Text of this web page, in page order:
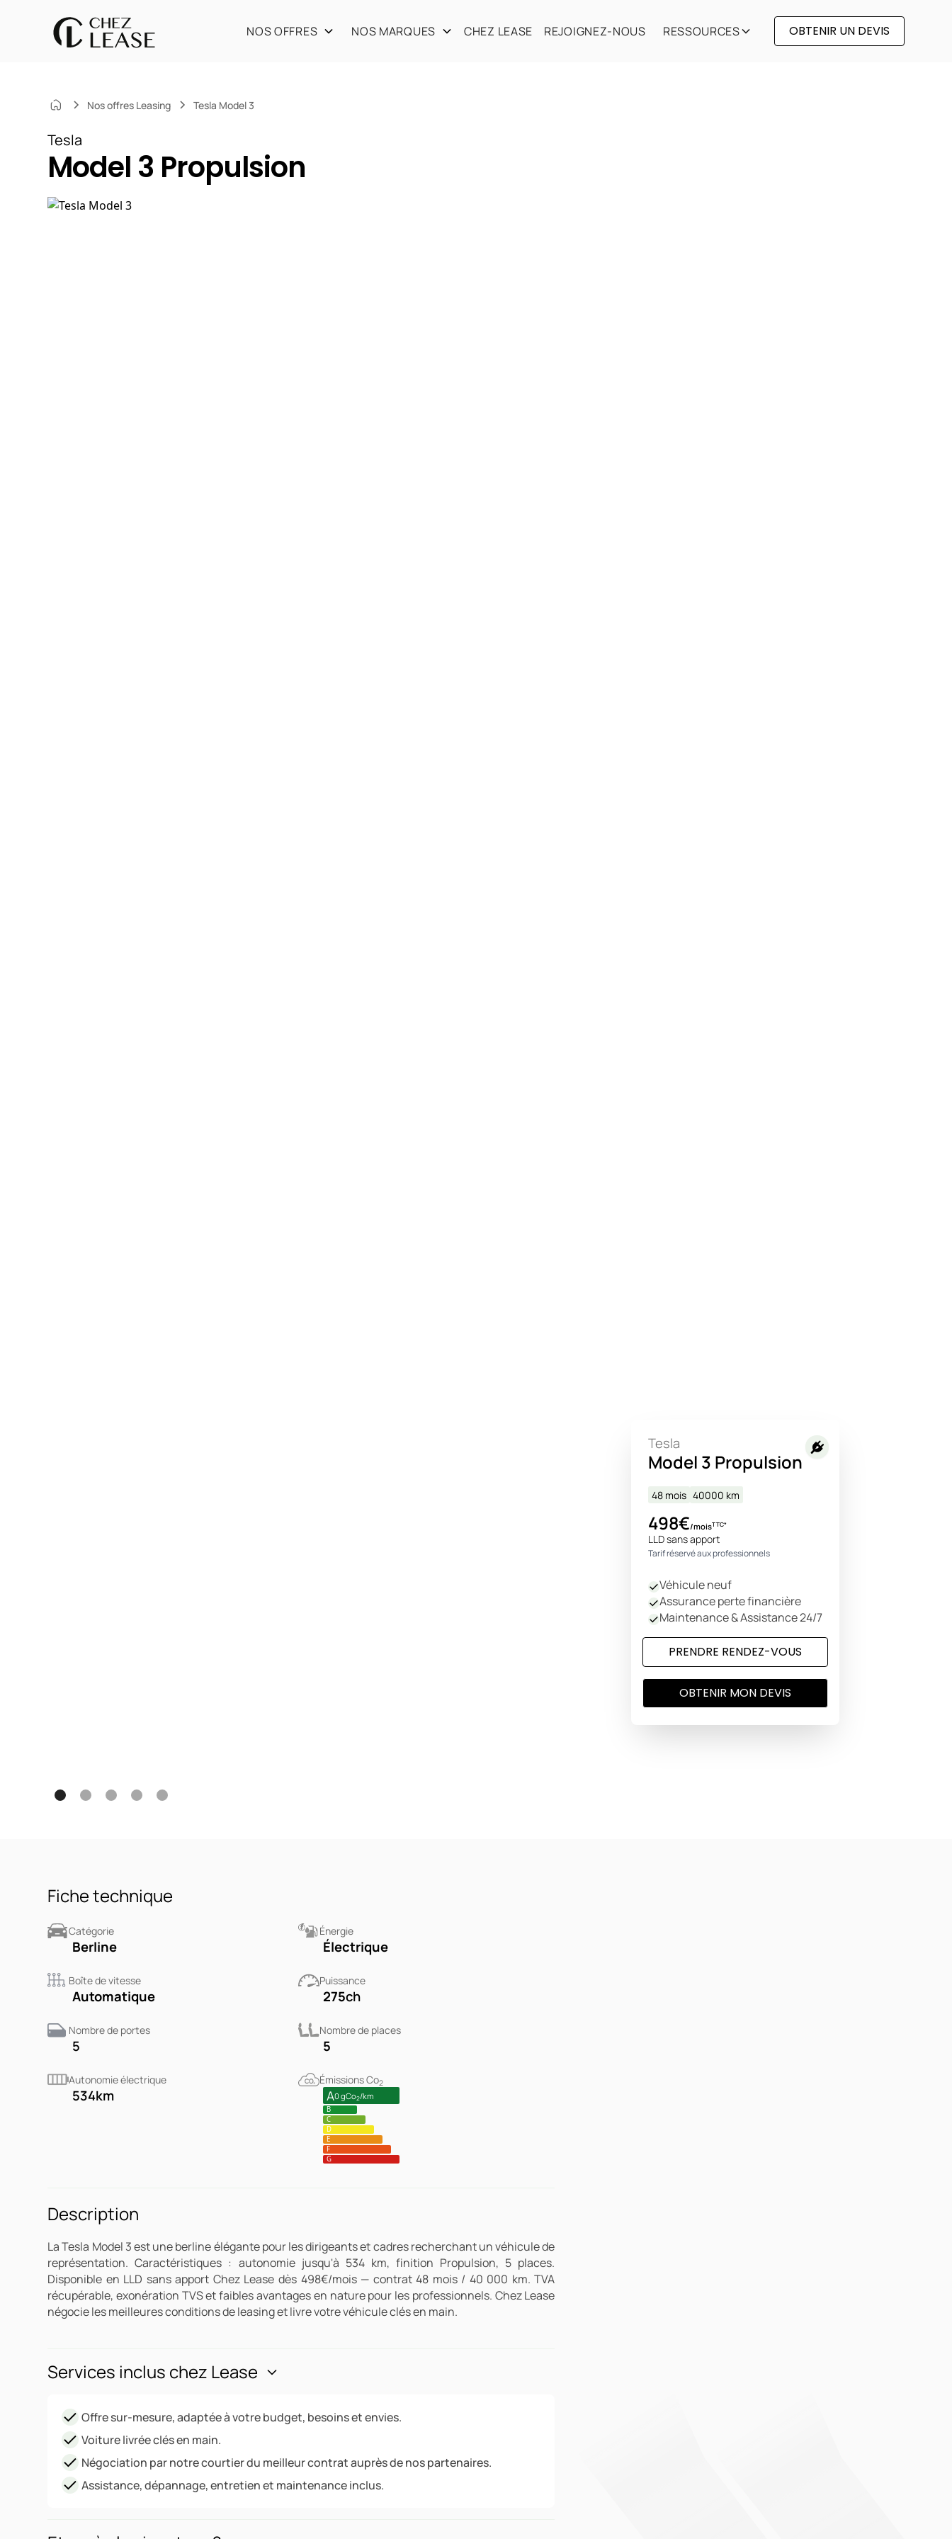
NOS OFFRES NOS MARQUES CHEZ LEASE REJOIGNEZ-NOUS RESSOURCES OBTENIR UN DEVIS
Nos offres Leasing Tesla Model 3
Tesla
Model 3 Propulsion
Fiche technique
Catégorie
Berline
Énergie
Électrique
Boîte de vitesse
Automatique
Puissance
275ch
Nombre de portes
5
Nombre de places
5
Autonomie électrique
534km
Émissions Co2
A0 gCo2/km
B
C
D
E
F
G
Description
La Tesla Model 3 est une berline élégante pour les dirigeants et cadres recherchant un véhicule de
représentation. Caractéristiques : autonomie jusqu'à 534 km, finition Propulsion, 5 places.
Disponible en LLD sans apport Chez Lease dès 498€/mois — contrat 48 mois / 40 000 km. TVA
récupérable, exonération TVS et faibles avantages en nature pour les professionnels. Chez Lease
négocie les meilleures conditions de leasing et livre votre véhicule clés en main.
Services inclus chez Lease
Offre sur-mesure, adaptée à votre budget, besoins et envies.
Voiture livrée clés en main.
Négociation par notre courtier du meilleur contrat auprès de nos partenaires.
Assistance, dépannage, entretien et maintenance inclus.
Tesla
Model 3 Propulsion
48 mois 40000 km
498€/moisTTC*
LLD sans apport
Tarif réservé aux professionnels
Véhicule neuf
Assurance perte financière
Maintenance & Assistance 24/7
PRENDRE RENDEZ-VOUS
OBTENIR MON DEVIS